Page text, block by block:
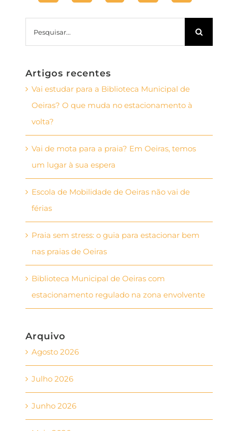
Artigos recentes
Vai estudar para a Biblioteca Municipal de
Oeiras? O que muda no estacionamento à
volta?
Vai de mota para a praia? Em Oeiras, temos
um lugar à sua espera
Escola de Mobilidade de Oeiras não vai de
férias
Praia sem stress: o guia para estacionar bem
nas praias de Oeiras
Biblioteca Municipal de Oeiras com
estacionamento regulado na zona envolvente
Arquivo
Agosto 2026
Julho 2026
Junho 2026